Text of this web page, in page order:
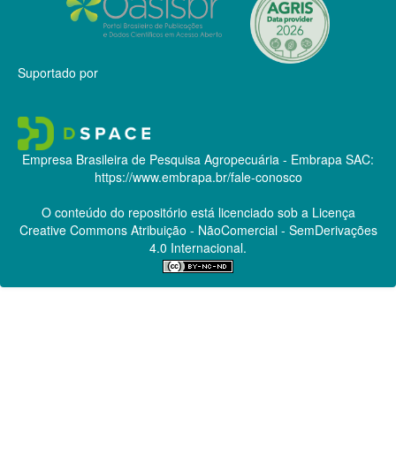
Suportado por
Empresa Brasileira de Pesquisa Agropecuária - Embrapa SAC:
https://www.embrapa.br/fale-conosco
O conteúdo do repositório está licenciado sob a Licença
Creative CommonsAtribuição - NãoComercial - SemDerivações
4.0 Internacional.